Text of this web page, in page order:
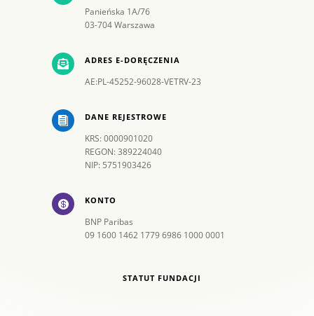
Panieńska 1A/76
03-704 Warszawa
 ADRES E-DORĘCZENIA
AE:PL-45252-96028-VETRV-23
 DANE REJESTROWE
KRS: 0000901020
REGON: 389224040
NIP: 5751903426
 KONTO
BNP Paribas
09 1600 1462 1779 6986 1000 0001
STATUT FUNDACJI